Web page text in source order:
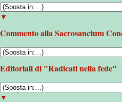
▼
Commento alla Sacrosanctum
Editoriali di "Radicati nella fede"
▼